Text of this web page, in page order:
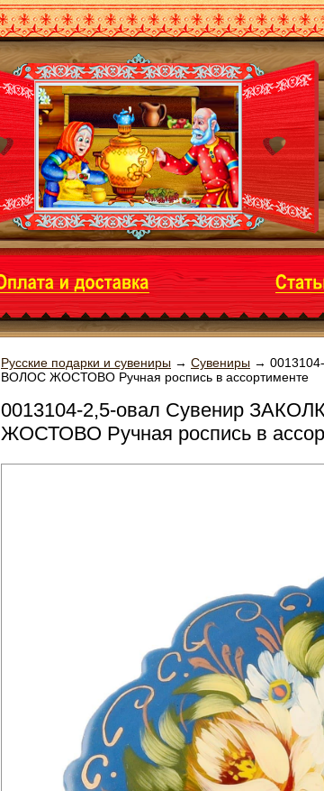
Русские подарки и сувениры → Сувениры →
ВОЛОС ЖОСТОВО Ручная роспись в ассортименте
0013104-2,5-овал Сувенир
ЖОСТОВО Ручная роспись в